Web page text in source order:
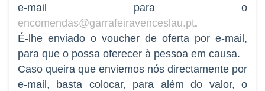
e-mail para o
encomendas@garrafeiravenceslau.pt.
É-lhe enviado o voucher de oferta por e-mail,
para que o possa oferecer à pessoa em causa.
Caso queira que enviemos nós directamente por
e-mail, basta colocar, para além do valor, o